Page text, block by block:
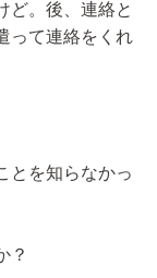
ど。後、連絡と
って連絡をくれ
とを知らなかっ
？